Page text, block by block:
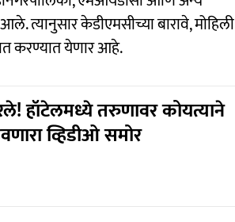
त्यानुसार केडीएमसीच्या बारावे, मोहिली
करण्यात येणार आहे.
हॉटेलमध्ये तरुणावर कोयत्याने
व्हिडीओ समोर